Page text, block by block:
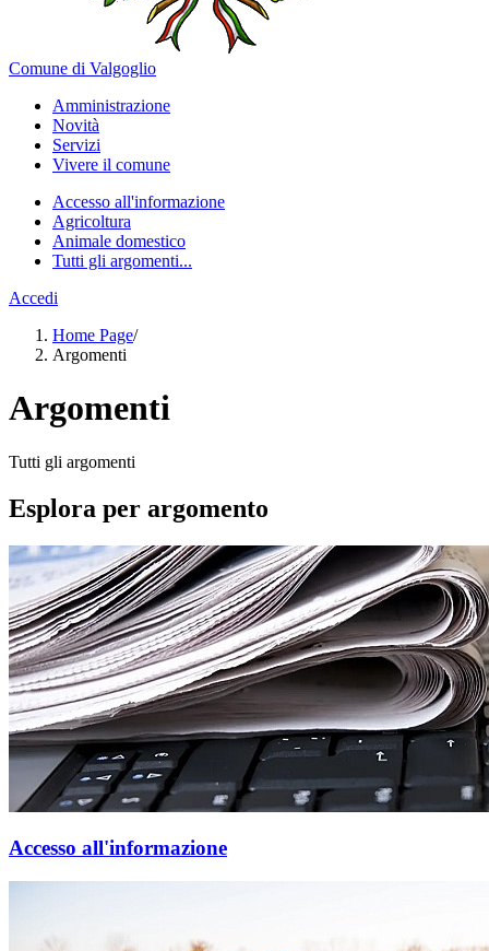
Comune di Valgoglio
Amministrazione
Novità
Servizi
Vivere il comune
Accesso all'informazione
Agricoltura
Animale domestico
Tutti gli argomenti...
Accedi
Home Page/
Argomenti
Argomenti
Tutti gli argomenti
Esplora per argomento
Accesso all'informazione